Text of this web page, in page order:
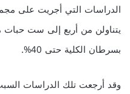
الدراسات التي أجريت على
يتناولن من أربع إلى ست
بسرطان الكلية حتى 40%.
وقد أرجعت تلك الدراسات